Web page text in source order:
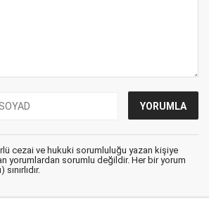
cezai ve hukuki sorumluluğu yazan kişiye
yorumlardan sorumlu değildir. Her bir yorum